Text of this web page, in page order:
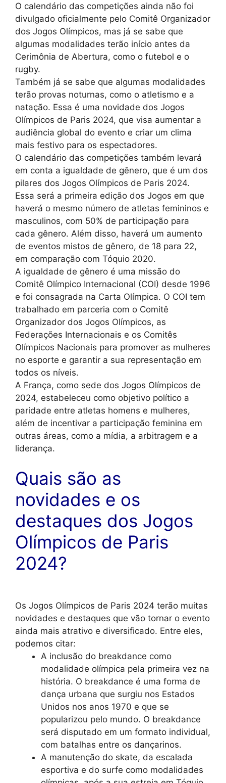
O calendário das competições ainda não foi
divulgado oficialmente pelo Comitê Organizador
dos Jogos Olímpicos, mas já se sabe que
algumas modalidades terão início antes da
Cerimônia de Abertura, como o futebol e o
rugby.
Também já se sabe que algumas modalidades
terão provas noturnas, como o atletismo e a
natação. Essa é uma novidade dos Jogos
Olímpicos de Paris 2024, que visa aumentar a
audiência global do evento e criar um clima
mais festivo para os espectadores.
O calendário das competições também levará
em conta a igualdade de gênero, que é um dos
pilares dos Jogos Olímpicos de Paris 2024.
Essa será a primeira edição dos Jogos em que
haverá o mesmo número de atletas femininos e
masculinos, com 50% de participação para
cada gênero. Além disso, haverá um aumento
de eventos mistos de gênero, de 18 para 22,
em comparação com Tóquio 2020.
A igualdade de gênero é uma missão do
Comitê Olímpico Internacional (COI) desde 1996
e foi consagrada na Carta Olímpica. O COI tem
trabalhado em parceria com o Comitê
Organizador dos Jogos Olímpicos, as
Federações Internacionais e os Comitês
Olímpicos Nacionais para promover as mulheres
no esporte e garantir a sua representação em
todos os níveis.
A França, como sede dos Jogos Olímpicos de
2024, estabeleceu como objetivo político a
paridade entre atletas homens e mulheres,
além de incentivar a participação feminina em
outras áreas, como a mídia, a arbitragem e a
liderança.
Quais são as
novidades e os
destaques dos Jogos
Olímpicos de Paris
2024?
Os Jogos Olímpicos de Paris 2024 terão muitas
novidades e destaques que vão tornar o evento
ainda mais atrativo e diversificado. Entre eles,
podemos citar:
A inclusão do breakdance como
modalidade olímpica pela primeira vez na
história. O breakdance é uma forma de
dança urbana que surgiu nos Estados
Unidos nos anos 1970 e que se
popularizou pelo mundo. O breakdance
será disputado em um formato individual,
com batalhas entre os dançarinos.
A manutenção do skate, da escalada
esportiva e do surfe como modalidades